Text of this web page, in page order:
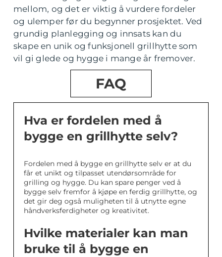
mellom, og det er viktig å vurdere fordeler
og ulemper før du begynner prosjektet. Ved
grundig planlegging og innsats kan du
skape en unik og funksjonell grillhytte som
vil gi glede og hygge i mange år fremover.
FAQ
Hva er fordelen med å
bygge en grillhytte selv?
Fordelen med å bygge en grillhytte selv er at du
får et unikt og tilpasset utendørsområde for
grilling og hygge. Du kan spare penger ved å
bygge selv fremfor å kjøpe en ferdig grillhytte, og
det gir deg også muligheten til å utnytte egne
håndverksferdigheter og kreativitet.
Hvilke materialer kan man
bruke til å bygge en